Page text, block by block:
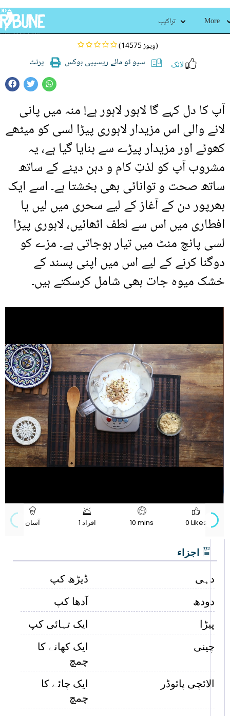
تراکیب More
(14575 وِیوز)
پرنٹ سیو ٹو مائے ریسیپی بوکس لائک
آپ کا دل کہے گا لاہور لاہور ہے! منہ میں پانی
لانے والی اس مزیدار لاہوری پیڑا لسی کو میٹھے
کھوئے اور مزیدار پیڑے سے بنایا گیا ہے، یہ
مشروب آپ کو لذتِ کام و دہن دینے کے ساتھ
ساتھ صحت و توانائی بھی بخشتا ہے۔ اسے ایک
بھرپور دن کے آغاز کے لیے سحری میں لیں یا
افطاری میں اس سے لطف اٹھائیں، لاہوری پیڑا
لسی پانچ منٹ میں تیار ہوجاتی ہے۔ مزے کو
دوگنا کرنے کے لیے اس میں اپنی پسند کے
خشک میوہ جات بھی شامل کرسکتے ہیں۔
0%
0%
آسان 1 افراد 10 mins 0 Likes
اجزاء
دہی
ڈیڑھ کپ
دودھ
آدھا کپ
پیڑا
ایک تہائی کپ
چینی
ایک کھانے کا
چمچ
الائچی پائوڈر
ایک چائے کا
چمچ